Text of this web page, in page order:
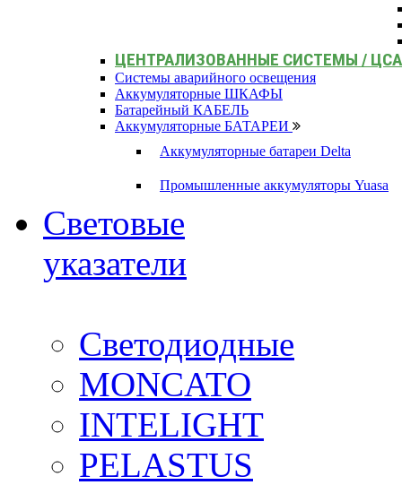
ЦЕНТРАЛИЗОВАННЫЕ СИСТЕМЫ /
Системы аварийного освещения
Аккумуляторные ШКАФЫ
Батарейный КАБЕЛЬ
Аккумуляторные БАТАРЕИ
Аккумуляторные батареи Delta
Промышленные аккумуляторы Yuasa
Световые
указатели
Светодиодные
MONCATO
INTELIGHT
PELASTUS